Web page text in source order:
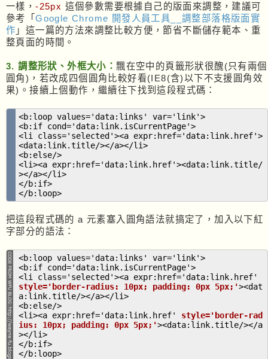
一樣，-25px 這個參數需要根據自己的版面來調整，建議可
參考「Google Chrome 開發人員工具__調整部落格版面實
作 」這一篇的方法來調整比較方便，節省不斷儲存範本、重
整頁面的時間。
3. 調整形狀、外框大小：飄在空中的頁籤形狀很醜(只有兩個
圓角)，若改成四個圓角比較好看(IE8(含)以下不支援圓角效
果)。接續上個動作，繼續往下找到這段程式碼：
<b:loop values='data:links' var='link'>
<b:if cond='data:link.isCurrentPage'>
<li class='selected'><a expr:href='data:link.href'>
<data:link.title/></a></li>
<b:else/>
<li><a expr:href='data:link.href'><data:link.title/
></a></li>
</b:if>
</b:loop>
把這段程式碼的 a 元素塞入圓角語法就搞定了，加入以下紅
字部分的語法：
<b:loop values='data:links' var='link'>
<b:if cond='data:link.isCurrentPage'>
<li class='selected'><a expr:href='data:link.href'
style='border-radius: 10px; padding: 0px 5px;'><dat
a:link.title/></a></li>
<b:else/>
<li><a expr:href='data:link.href' style='border-rad
ius: 10px; padding: 0px 5px;'><data:link.title/></a
></li>
</b:if>
</b:loop>